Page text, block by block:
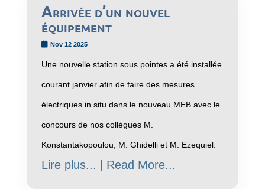
Arrivée d’un nouvel
équipement
Nov 12 2025
Une nouvelle station sous pointes a été installée
courant janvier afin de faire des mesures
électriques in situ dans le nouveau MEB avec le
concours de nos collègues M.
Konstantakopoulou, M. Ghidelli et M. Ezequiel.
Lire plus... | Read More...